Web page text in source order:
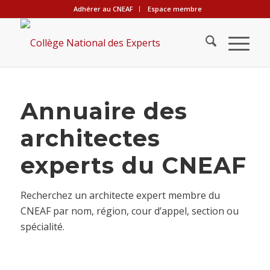
Adhérer au CNEAF Espace membre
Annuaire des
architectes
experts du CNEAF
Recherchez un architecte expert membre du
CNEAF par nom, région, cour d’appel, section ou
spécialité.